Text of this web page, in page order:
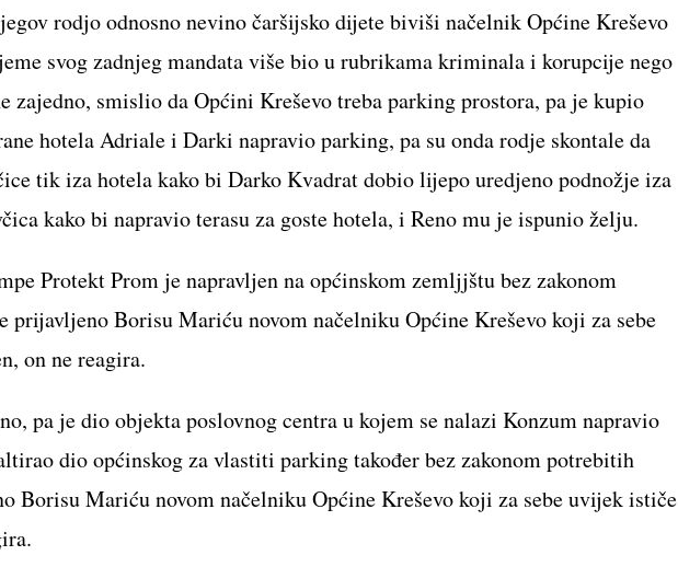
rodjo odnosno nevino čaršijsko dijete biviši načelnik Općine Kreševo
svog zadnjeg mandata više bio u rubrikama kriminala i korupcije nego
zajedno, smislio da Općini Kreševo treba parking prostora, pa je kupio
hotela Adriale i Darki napravio parking, pa su onda rodje skontale da
tik iza hotela kako bi Darko Kvadrat dobio lijepo uredjeno podnožje iza
kako bi napravio terasu za goste hotela, i Reno mu je ispunio želju.
Protekt Prom je napravljen na općinskom zemljjštu bez zakonom
prijavljeno Borisu Mariću novom načelniku Općine Kreševo koji za sebe
on ne reagira.
pa je dio objekta poslovnog centra u kojem se nalazi Konzum napravio
dio općinskog za vlastiti parking također bez zakonom potrebitih
Borisu Mariću novom načelniku Općine Kreševo koji za sebe uvijek ističe